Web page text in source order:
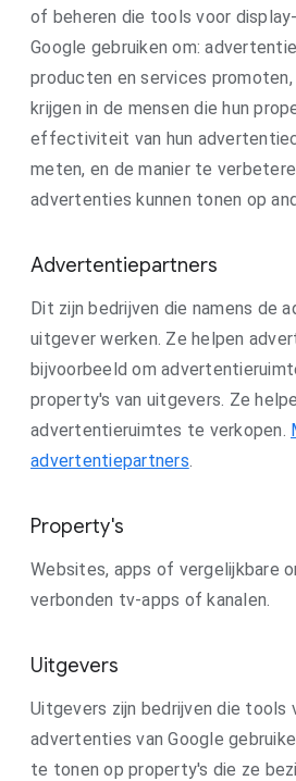
of beheren die tools voor
Google gebruiken om:
producten en services
krijgen in de mensen die hun
effectiviteit van hun
meten, en de manier te
advertenties kunnen tonen op
Advertentiepartners
Dit zijn bedrijven die namens de
uitgever werken. Ze helpen
bijvoorbeeld om
property's van uitgevers. Ze
advertentieruimtes te verkopen.
advertentiepartners.
Property's
Websites, apps of vergelijkbare
verbonden tv-apps of kanalen.
Uitgevers
Uitgevers zijn bedrijven die tools
advertenties van Google
te tonen op property's die ze